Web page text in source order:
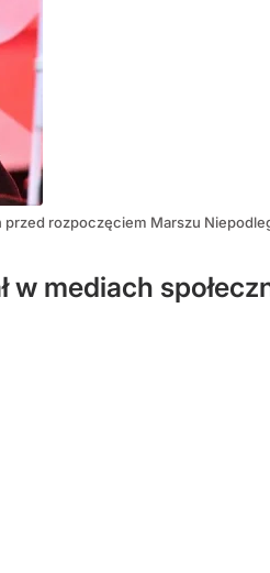
przed rozpoczęciem Marszu
w mediach